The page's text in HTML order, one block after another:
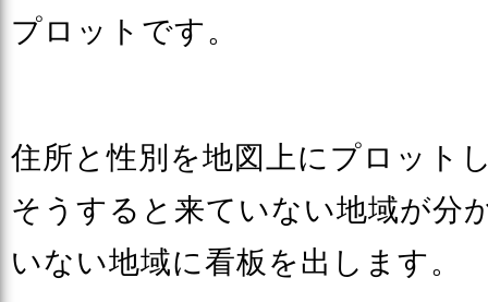
プロットです。
住所と性別を地図上にプロット
そうすると来ていない地域が分
いない地域に看板を出します。